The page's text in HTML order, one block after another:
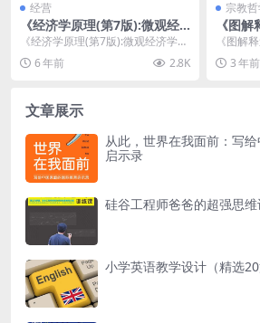
经营
《经济学原理(第7版):微观经
济学分册》
《经济学原理(第7版):微观经济学分
册》介绍 PDF电子书：经济学原理
(第7版)...
6 年前 2.8K
宗教
《图
大智
《图解
慧》
... 3 年前
文章展示
从此，世界在我面前：写
启示录
硅谷工程师爸爸的超强思
小学英语教学设计（精选20